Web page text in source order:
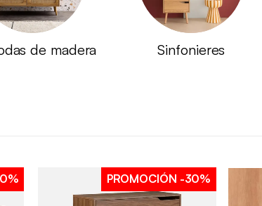
de madera Sinfonieres
PROMOCIÓN -30%